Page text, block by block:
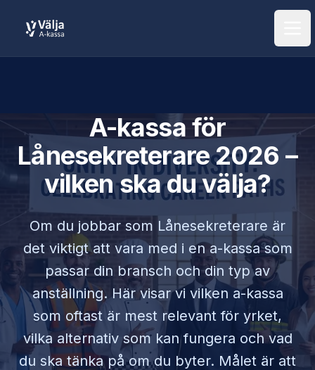
A-kassa för
Lånesekreterare2026 –
vilken ska du välja?
Om du jobbar som Lånesekreterare är
det viktigt att vara med i en a-kassa som
passar din bransch och din typ av
anställning. Här visar vi vilken a-kassa
som oftast är mest relevant för yrket,
vilka alternativ som kan fungera och vad
du ska tänka på om du byter. Målet är att